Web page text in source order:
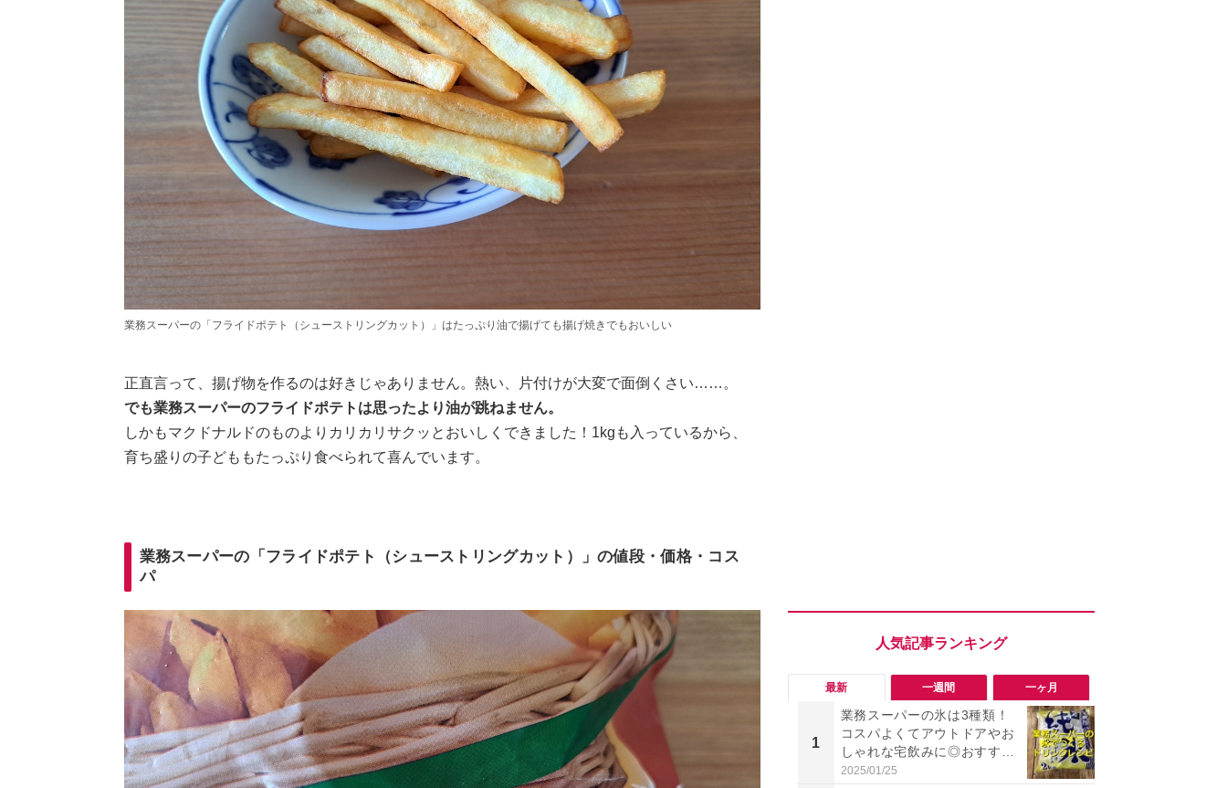
業務スーパーの「フライドポテト（シューストリングカット）」はたっぷり油で揚げても揚げ焼きでもおいしい
正直言って、揚げ物を作るのは好きじゃありません。熱い、片付けが大変で面倒くさい……。
でも業務スーパーのフライドポテトは思ったより油が跳ねません。
しかもマクドナルドのものよりカリカリサクッとおいしくできました！1kgも入っているから、
育ち盛りの子どももたっぷり食べられて喜んでいます。
業務スーパーの「フライドポテト（シューストリングカット）」の値段・価格・コス
パ
最新 一週間 一ヶ月
1
業務スーパーの氷は3種類！
コスパよくてアウトドアやお
しゃれな宅飲みに◎おすすめ
は2kg「純氷 オーロラアイ
2025/01/25